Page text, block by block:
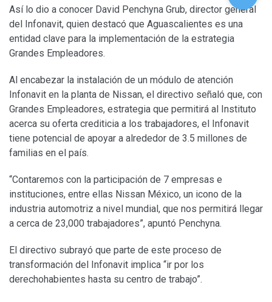
Así lo dio a conocer David Penchyna Grub, director general
del Infonavit, quien destacó que Aguascalientes es una
entidad clave para la implementación de la estrategia
Grandes Empleadores.
Al encabezar la instalación de un módulo de atención
Infonavit en la planta de Nissan, el directivo señaló que, con
Grandes Empleadores, estrategia que permitirá al Instituto
acerca su oferta crediticia a los trabajadores, el Infonavit
tiene potencial de apoyar a alrededor de 3.5 millones de
familias en el país.
“Contaremos con la participación de 7 empresas e
instituciones, entre ellas Nissan México, un icono de la
industria automotriz a nivel mundial, que nos permitirá llegar
a cerca de 23,000 trabajadores”, apuntó Penchyna.
El directivo subrayó que parte de este proceso de
transformación del Infonavit implica “ir por los
derechohabientes hasta su centro de trabajo”.